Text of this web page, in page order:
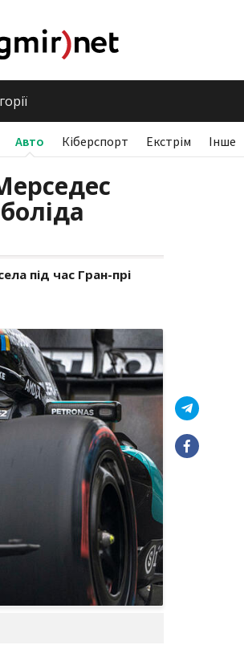
Авто Кіберспорт Екстрім Інше
під час Гран-прі